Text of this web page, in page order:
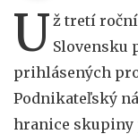
U ž tretí
Slovensku
prihlásených
Podnikateľský
hranice skupiny